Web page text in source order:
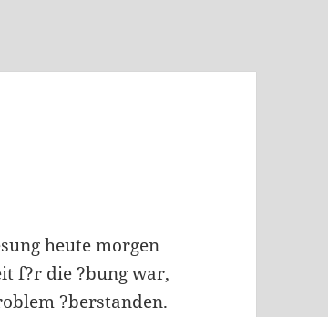
heute morgen
f?r die ?bung war,
?berstanden.